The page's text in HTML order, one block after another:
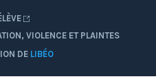
VIOLENCE ET PLAINTES
DE LIBÉO